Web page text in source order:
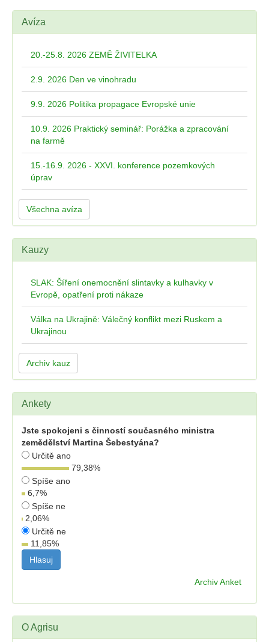
Avíza
20.-25.8. 2026 ZEMĚ ŽIVITELKA
2.9. 2026 Den ve vinohradu
9.9. 2026 Politika propagace Evropské unie
10.9. 2026 Praktický seminář: Porážka a zpracování
na farmě
15.-16.9. 2026 - XXVI. konference pozemkových
úprav
Všechna avíza
Kauzy
SLAK: Šíření onemocnění slintavky a kulhavky v
Evropě, opatření proti nákaze
Válka na Ukrajině: Válečný konflikt mezi Ruskem a
Ukrajinou
Archiv kauz
Ankety
Jste spokojeni s činností současného ministra
zemědělství Martina Šebestyána?
Určitě ano
79,38%
Spíše ano
6,7%
Spíše ne
2,06%
Určitě ne
11,85%
Archiv Anket
O Agrisu